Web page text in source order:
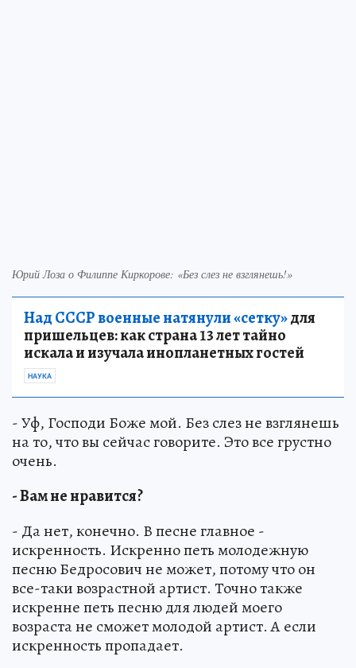
Юрий Лоза о Филиппе Киркорове: «Без слез не взглянешь!»
Над СССР военные натянули «сетку»для
пришельцев: как страна 13 лет тайно
искала и изучала инопланетных гостей
НАУКА
- Уф, Господи Боже мой. Без слез не взглянешь
на то, что вы сейчас говорите. Это все грустно
очень.
- Вам не нравится?
- Да нет, конечно. В песне главное -
искренность. Искренно петь молодежную
песню Бедросович не может, потому что он
все-таки возрастной артист. Точно также
искренне петь песню для людей моего
возраста не сможет молодой артист. А если
искренность пропадает.